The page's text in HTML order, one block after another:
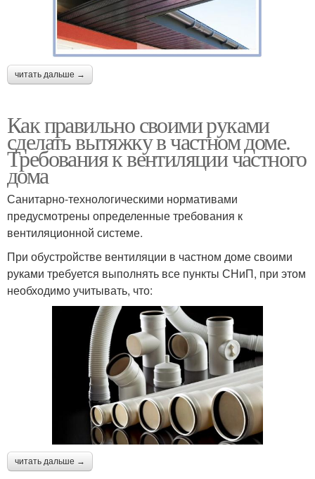
читать дальше →
Как правильно своими руками
сделать вытяжку в частном доме.
Требования к вентиляции частного
дома
Санитарно-технологическими нормативами
предусмотрены определенные требования к
вентиляционной системе.
При обустройстве вентиляции в частном доме своими
руками требуется выполнять все пункты СНиП, при этом
необходимо учитывать, что:
читать дальше →